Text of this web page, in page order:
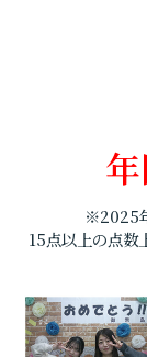
※2025
15点以上の点数